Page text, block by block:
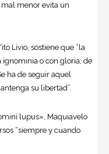
menor evita un
Livio, sostiene que “la
ignominia o con gloria; de
ha de seguir aquel
su libertad”.
lupus», Maquiavelo
“siempre y cuando